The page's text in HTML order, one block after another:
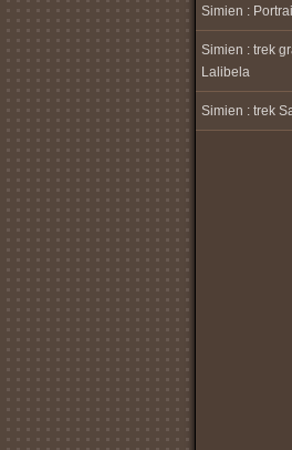
Simien :
Simien : trek
Lalibela
Simien : trek